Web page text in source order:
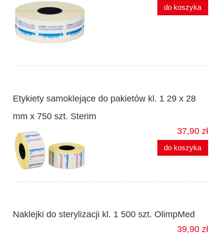
do koszyka
Etykiety samoklejące do pakietów kl. 1 29 x 28
mm x 750 szt. Sterim
37,90 zł
do koszyka
Naklejki do sterylizacji kl. 1 500 szt. OlimpMed
39,90 zł